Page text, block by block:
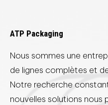
ATP Packaging
Nous sommes une
de lignes complètes et
Notre recherche
nouvelles solutions nous